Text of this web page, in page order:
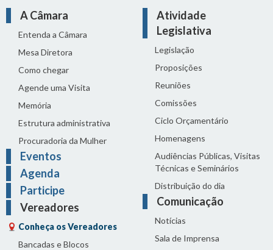
A Câmara
Entenda a Câmara
Mesa Diretora
Como chegar
Agende uma Visita
Memória
Estrutura administrativa
Procuradoria da Mulher
Eventos
Agenda
Participe
Vereadores
Conheça os Vereadores
Bancadas e Blocos
Atividade
Legislativa
Legislação
Proposições
Reuniões
Comissões
Ciclo Orçamentário
Homenagens
Audiências Públicas, Visitas
Técnicas e Seminários
Distribuição do dia
Comunicação
Notícias
Sala de Imprensa